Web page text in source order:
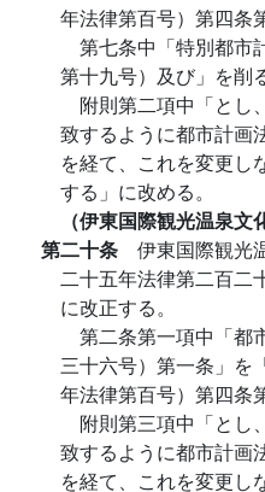
年法律第百号）第四条
第七条中「特別都市
第十九号）及び」を削る
附則第二項中「とし
致するように都市計画
を経て、これを変更し
する」に改める。
（伊東国際観光温泉文
第二十条 伊東国際観光
二十五年法律第二百二
に改正する。
第二条第一項中「都
三十六号）第一条」を
年法律第百号）第四条
附則第三項中「とし
致するように都市計画
を経て、これを変更し